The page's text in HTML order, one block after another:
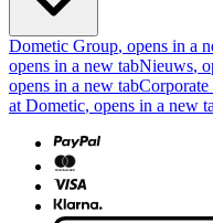
Dometic Group, opens in a
opens in a new tabNieuws,
opens in a new tabCorporate
at Dometic, opens in a new